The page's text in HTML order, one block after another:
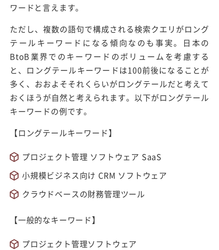
ワードと言えます。
ただし、複数の語句で構成される検索クエリがロング
テールキーワードになる傾向なのも事実。日本の
BtoB業界でのキーワードのボリュームを考慮する
と、ロングテールキーワードは100前後になることが
多く、おおよそそれくらいがロングテールだと考えて
おくほうが自然と考えられます。以下がロングテール
キーワードの例です。
【ロングテールキーワード】
プロジェクト管理 ソフトウェア SaaS
小規模ビジネス向け CRM ソフトウェア
クラウドベースの財務管理ツール
【一般的なキーワード】
プロジェクト管理ソフトウェア